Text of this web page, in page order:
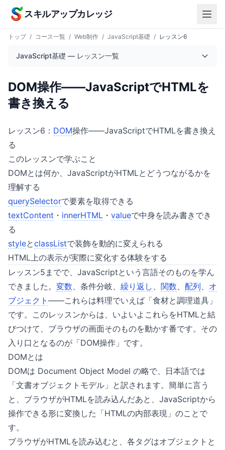
本文へスキップ
スキルアップカレッジ
トップ / コース一覧 / Web制作 / JavaScript基礎 / レッスン6
JavaScript基礎 — レッスン一覧
DOM操作——JavaScriptでHTMLを
書き換える
レッスン6： DOM操作——JavaScriptでHTMLを書き換え
る
このレッスンで学ぶこと
DOMとは何か、JavaScriptがHTMLとどうつながるかを
理解する
querySelectorで要素を取得できる
textContent ・ innerHTML ・ valueで中身を読み書きでき
る
styleとclassListで装飾を動的に変えられる
HTML上の表示が実際に変化する体験をする
レッスン5までで、JavaScriptという言語そのものを学ん
できました。 変数、条件分岐、 繰り返し 、 関数、 配列、 オ
ブジェクト ——これらは料理でいえば「食材と調理道具」
です。このレッスンからは、いよいよこれらをHTMLと結
びつけて、ブラウザの画面そのものを動かす番です。その
入り口となるのが「DOM操作」です。
DOMとは
DOMは Document Object Model の略で、日本語では
「文書オブジェクトモデル」と訳されます。簡単に言う
と、ブラウザがHTMLを読み込んだあと、JavaScriptから
操作できる形に変換した「HTMLの内部表現」のことで
す。
ブラウザがHTMLを読み込むと、各タグはオブジェクトと